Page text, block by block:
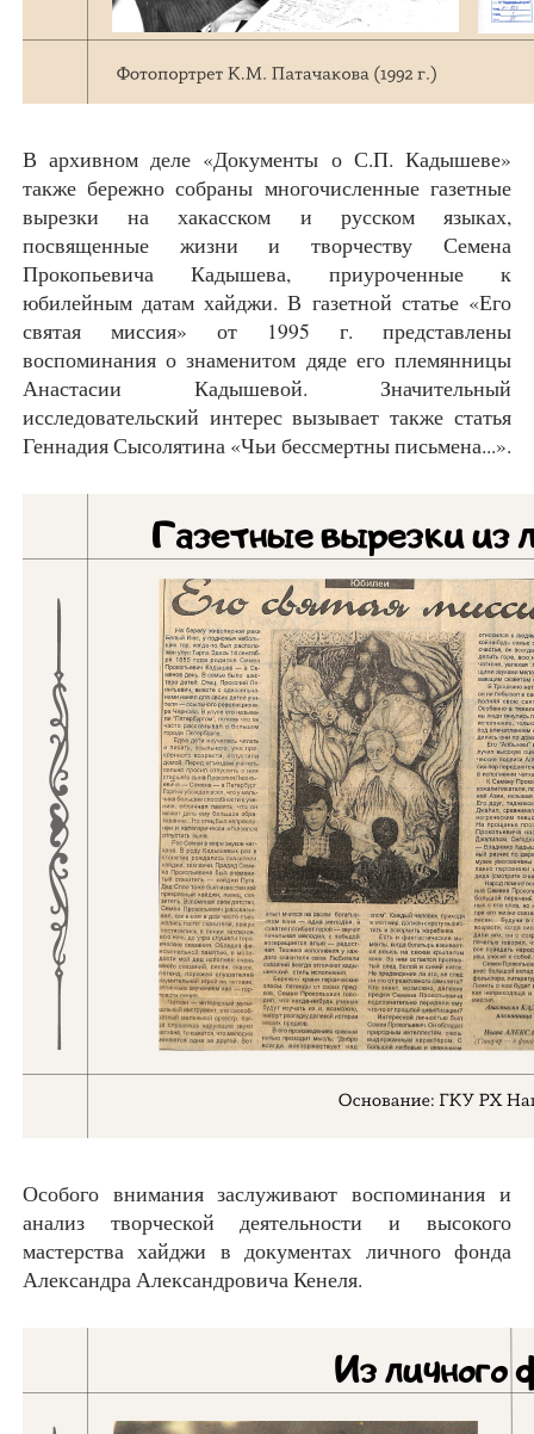
В архивном деле «Документы о С.П. Кадышеве»
также бережно собраны многочисленные газетные
вырезки на хакасском и русском языках,
посвященные жизни и творчеству Семена
Прокопьевича Кадышева, приуроченные к
юбилейным датам хайджи. В газетной статье «Его
святая миссия» от 1995 г. представлены
воспоминания о знаменитом дяде его племянницы
Анастасии Кадышевой. Значительный
исследовательский интерес вызывает также статья
Геннадия Сысолятина «Чьи бессмертны письмена...».
Особого внимания заслуживают воспоминания и
анализ творческой деятельности и высокого
мастерства хайджи в документах личного фонда
Александра Александровича Кенеля.